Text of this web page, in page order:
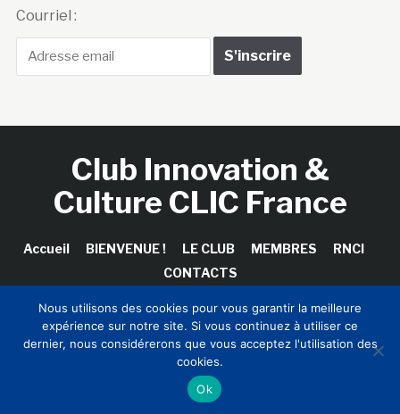
Courriel :
Club Innovation &
Culture CLIC France
Accueil BIENVENUE ! LE CLUB MEMBRES
RNCI
CONTACTS
Copyright © 2026 Club Innovation & Culture CLIC France /
Sinapses Conseils
Nous utilisons des cookies pour vous garantir la meilleure
expérience sur notre site. Si vous continuez à utiliser ce
dernier, nous considérerons que vous acceptez l'utilisation des
cookies.
Ok